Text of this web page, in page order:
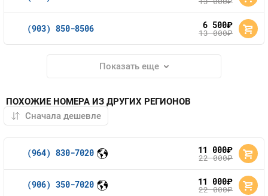
(903) 850-8506 6 500руб.
13 000руб.
Показать еще
ПОХОЖИЕ НОМЕРА ИЗ ДРУГИХ РЕГИОНОВ
(964) 830-7020 11 000руб.
22 000руб.
(906) 350-7020 11 000руб.
22 000руб.